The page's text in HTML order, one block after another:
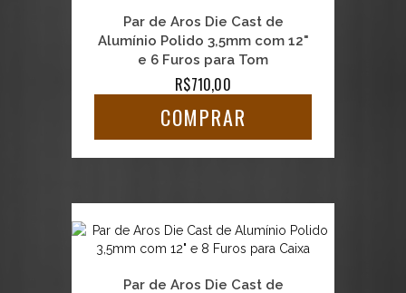
Par de Aros Die Cast de
Alumínio Polido 3,5mm com 12"
e 6 Furos para Tom
R$710,00
COMPRAR
Par de Aros Die Cast de